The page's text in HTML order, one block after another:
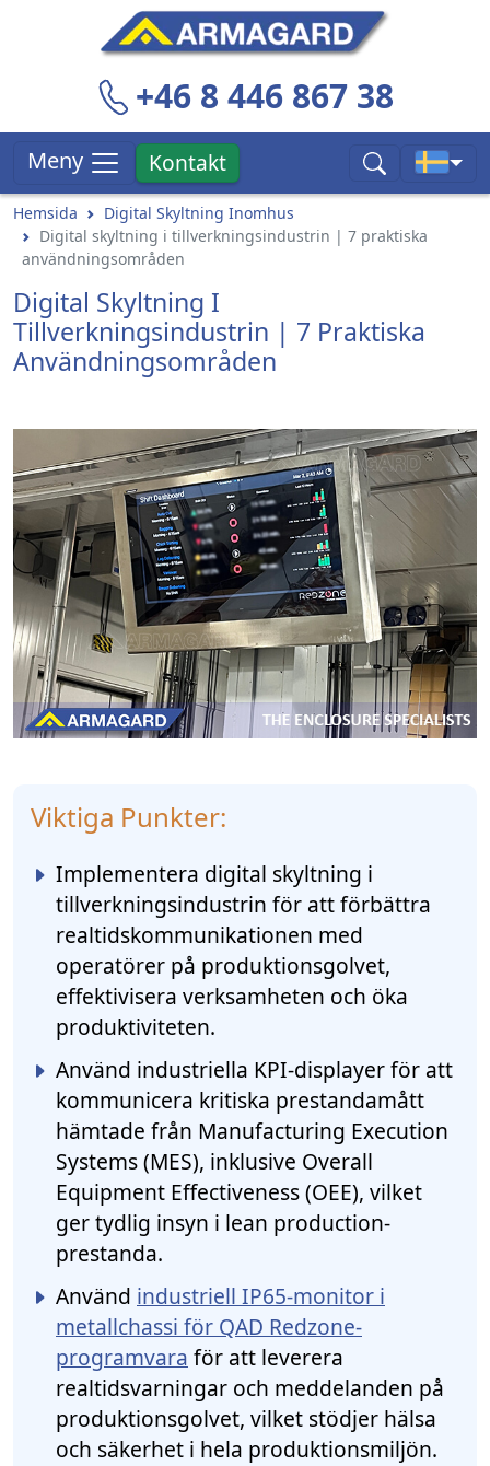
+46 8 446 867 38
Meny Kontakt
Hemsida
Digital Skyltning Inomhus
Digital skyltning i tillverkningsindustrin | 7 praktiska
användningsområden
Digital Skyltning I
Tillverkningsindustrin | 7 Praktiska
Användningsområden
Viktiga Punkter:
Implementera digital skyltning i
tillverkningsindustrin för att förbättra
realtidskommunikationen med
operatörer på produktionsgolvet,
effektivisera verksamheten och öka
produktiviteten.
Använd industriella KPI-displayer för att
kommunicera kritiska prestandamått
hämtade från Manufacturing Execution
Systems (MES), inklusive Overall
Equipment Effectiveness (OEE), vilket
ger tydlig insyn i lean production-
prestanda.
Använd industriell IP65-monitor i
metallchassi för QAD Redzone-
programvara för att leverera
realtidsvarningar och meddelanden på
produktionsgolvet, vilket stödjer hälsa
och säkerhet i hela produktionsmiljön.